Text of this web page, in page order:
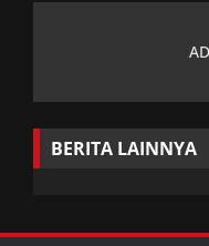
BERITA LAINNYA